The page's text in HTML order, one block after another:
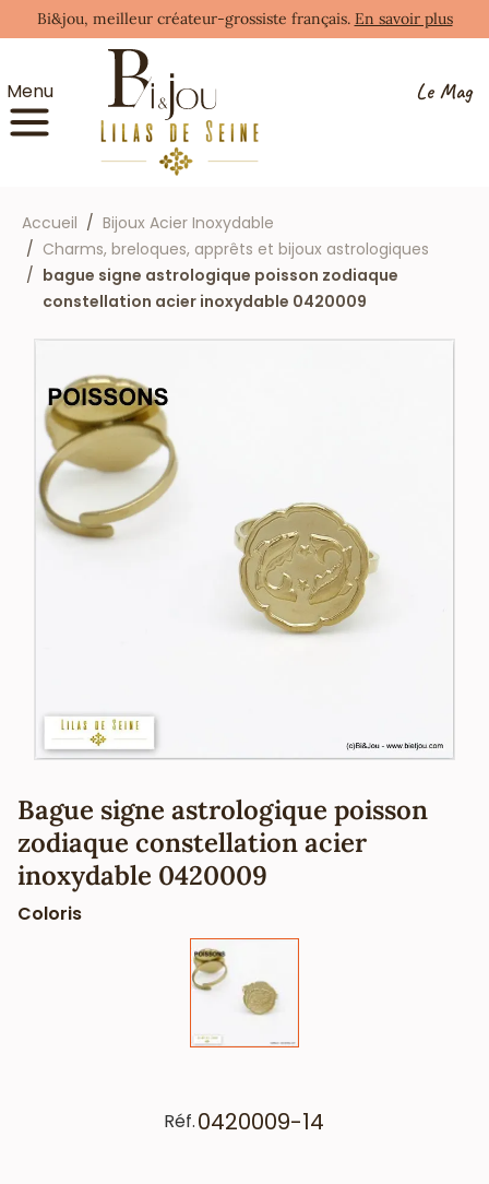
Bi&jou, meilleur créateur-grossiste français. En savoir plus
Menu Le Mag
Accueil
Bijoux Acier Inoxydable
Charms, breloques, apprêts et bijoux astrologiques
bague signe astrologique poisson zodiaque
constellation acier inoxydable 0420009
Bague signe astrologique poisson
zodiaque constellation acier
inoxydable 0420009
Coloris
Réf.0420009-14